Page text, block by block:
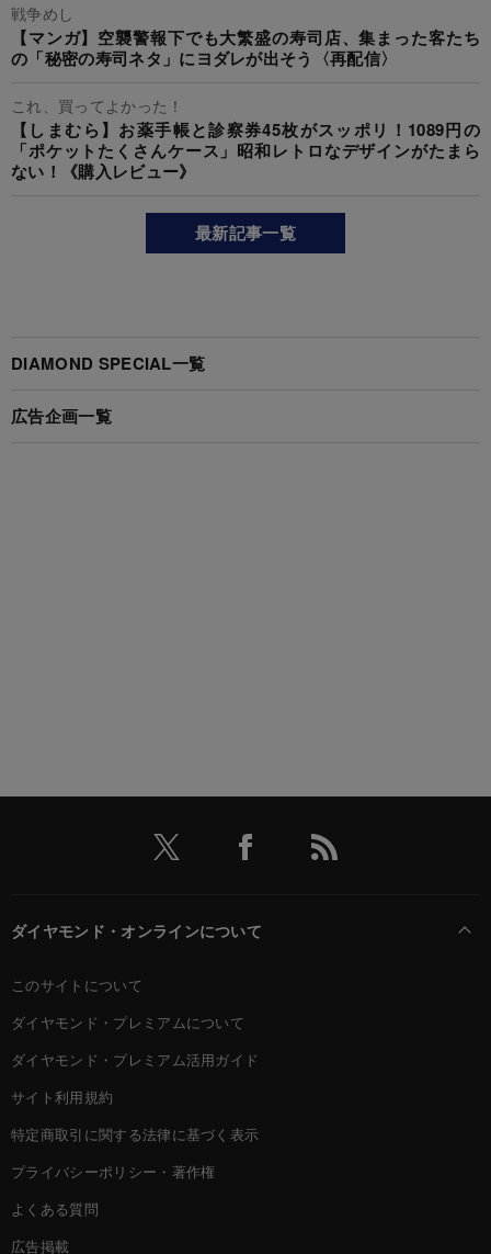
戦争めし
【マンガ】空襲警報下でも大繁盛の寿司店、集まった客たち
の「秘密の寿司ネタ」にヨダレが出そう〈再配信〉
これ、買ってよかった！
【しまむら】お薬手帳と診察券45枚がスッポリ！1089円の
「ポケットたくさんケース」昭和レトロなデザインがたまら
ない！《購入レビュー》
最新記事一覧
DIAMOND SPECIAL一覧
広告企画一覧
ダイヤモンド・オンラインについて
このサイトについて
ダイヤモンド・プレミアムについて
ダイヤモンド・プレミアム活用ガイド
サイト利用規約
特定商取引に関する法律に基づく表示
プライバシーポリシー・著作権
よくある質問
広告掲載